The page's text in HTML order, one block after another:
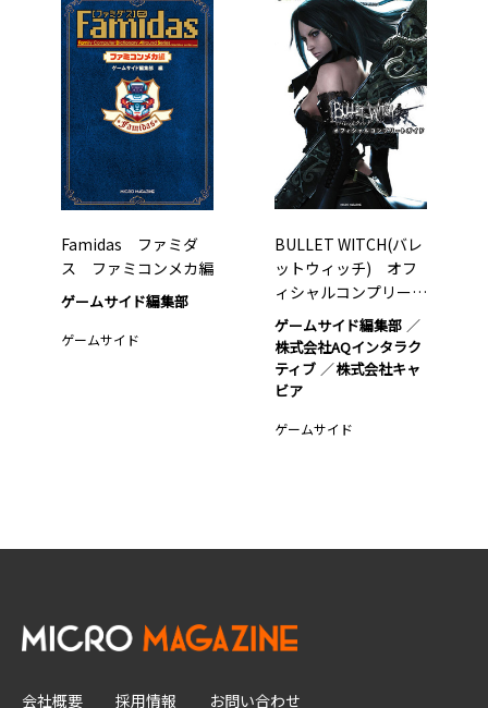
Famidas ファミダ
ス ファミコンメカ編
ゲームサイド編集部
ゲームサイド
BULLET WITCH(バレ
ットウィッチ) オフ
ィシャルコンプリー…
ゲームサイド編集部
株式会社AQインタラク
ティブ
株式会社キャ
ビア
ゲームサイド
会社概要 採用情報 お問い合わせ